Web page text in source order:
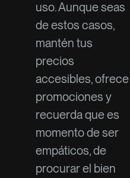
uso. Aunque seas
de estos casos,
mantén tus
precios
accesibles, ofrece
promociones y
recuerda que es
momento de ser
empáticos, de
procurar el bien